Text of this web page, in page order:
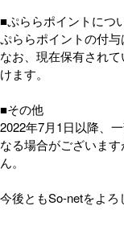
■ぷららポイントにつ
ぷららポイントの付与
なお、現在保有され
けます。
■その他
2022年7月1日以降、
なる場合がございま
ん。
今後ともSo-netをよろ